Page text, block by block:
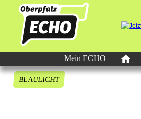
Mein ECHO
BLAULICHT